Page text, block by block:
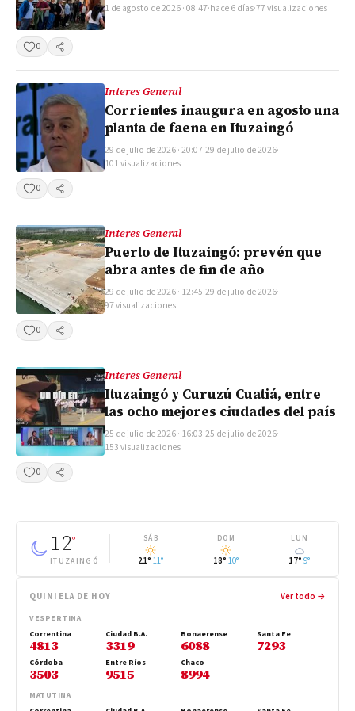
1 de agosto de 2026 · 08:47·hace 6 días·77 visualizaciones
0 Compartir
Interes General
Corrientes inaugura en agosto una
planta de faena en Ituzaingó
29 de julio de 2026 · 20:07·29 de julio de 2026·
101 visualizaciones
0
Compartir
Interes General
Puerto de Ituzaingó: prevén que
abra antes de fin de año
29 de julio de 2026 · 12:45·29 de julio de 2026·
97 visualizaciones
0
Compartir
Interes General
Ituzaingó y Curuzú Cuatiá, entre
las ocho mejores ciudades del país
25 de julio de 2026 · 16:03·25 de julio de 2026·
153 visualizaciones
0
Compartir
12°
ITUZAINGÓ
SÁB
21° 11°
DOM
18° 10°
LUN
17° 9°
QUINIELA DE HOY Ver todo →
VESPERTINA
Correntina
4813
Ciudad B.A.
3319
Bonaerense
6088
Santa Fe
7293
Córdoba
3503
Entre Ríos
9515
Chaco
8994
MATUTINA